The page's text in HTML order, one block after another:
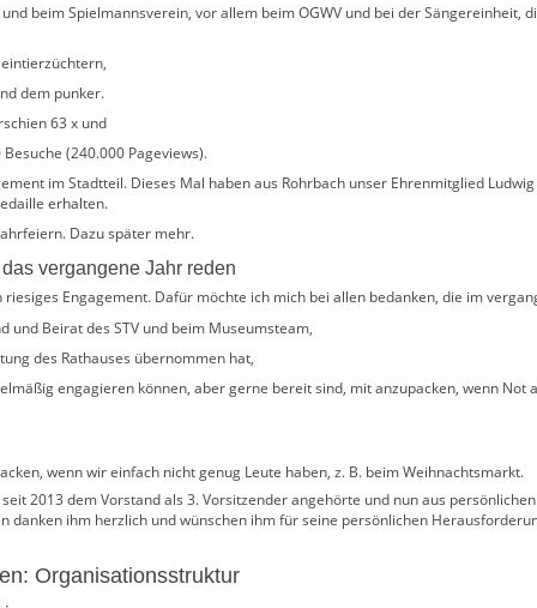
beim Spielmannsverein, vor allem beim OGWV und bei der Sängereinheit,
dem punker.
63 x und
(240.000 Pageviews).
im Stadtteil. Dieses Mal haben aus Rohrbach unser Ehrenmitglied
erhalten.
Dazu später mehr.
vergangene Jahr reden
Engagement. Dafür möchte ich mich bei allen bedanken, die im
und Beirat des STV und beim Museumsteam,
des Rathauses übernommen hat,
engagieren können, aber gerne bereit sind, mit anzupacken, wenn Not
wenn wir einfach nicht genug Leute haben, z. B. beim Weihnachtsmarkt.
2013 dem Vorstand als 3. Vorsitzender angehörte und nun aus
danken ihm herzlich und wünschen ihm für seine persönlichen
Organisationsstruktur